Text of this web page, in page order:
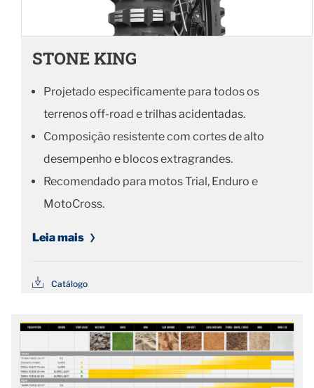
STONE KING
Projetado especificamente para todos os
terrenos off-road e trilhas acidentadas.
Composição resistente com cortes de alto
desempenho e blocos extragrandes.
Recomendado para motos Trial, Enduro e
MotoCross.
Leia mais
Catálogo